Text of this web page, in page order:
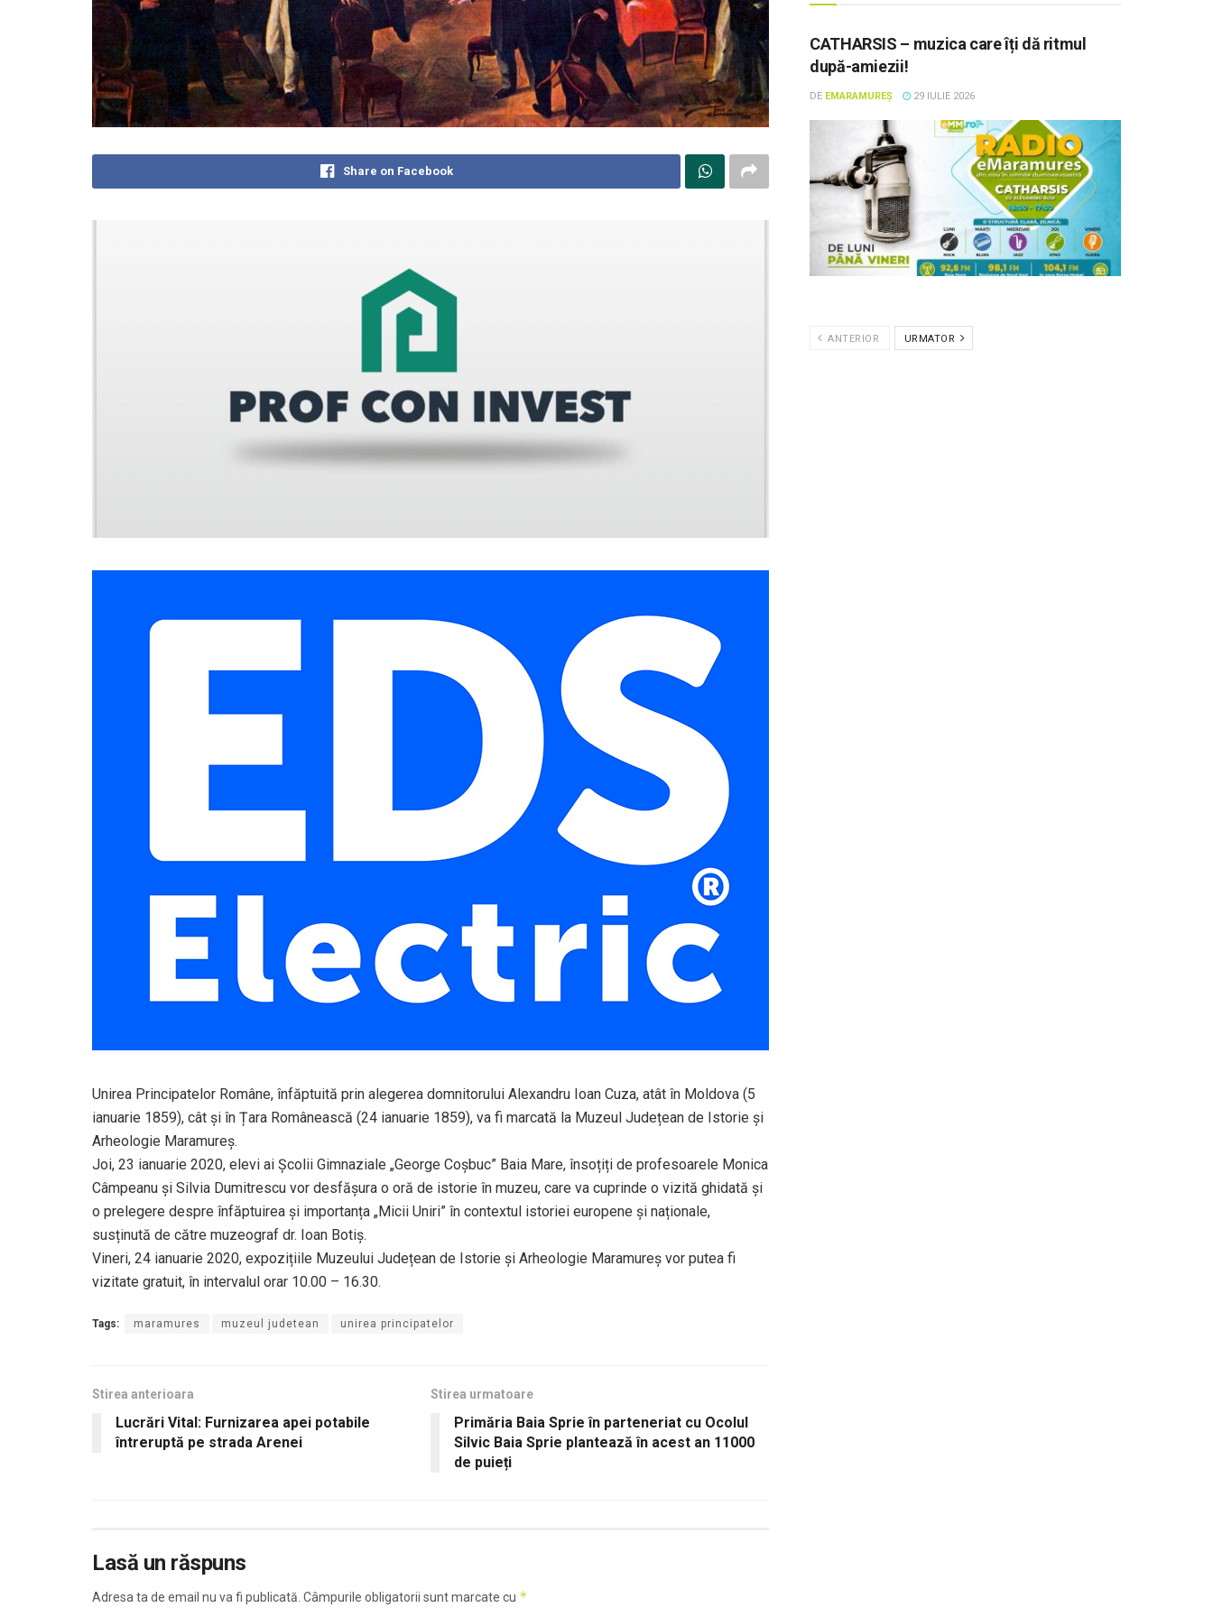
Share on Facebook
Unirea Principatelor Române, înfăptuită prin alegerea domnitorului Alexandru Ioan Cuza, atât în Moldova (5
ianuarie 1859), cât și în Țara Românească (24 ianuarie 1859), va fi marcată la Muzeul Județean de Istorie și
Arheologie Maramureș.
Joi, 23 ianuarie 2020, elevi ai Școlii Gimnaziale „George Coșbuc” Baia Mare, însoțiți de profesoarele Monica
Câmpeanu și Silvia Dumitrescu vor desfășura o oră de istorie în muzeu, care va cuprinde o vizită ghidată și
o prelegere despre înfăptuirea și importanța „Micii Uniri” în contextul istoriei europene și naționale,
susținută de către muzeograf dr. Ioan Botiș.
Vineri, 24 ianuarie 2020, expozițiile Muzeului Județean de Istorie și Arheologie Maramureș vor putea fi
vizitate gratuit, în intervalul orar 10.00 – 16.30.
Tags: maramures muzeul judetean unirea principatelor
Stirea anterioara
Lucrări Vital: Furnizarea apei potabile
întreruptă pe strada Arenei
Stirea urmatoare
Primăria Baia Sprie în parteneriat cu Ocolul
Silvic Baia Sprie plantează în acest an 11000
de puieți
Lasă un răspuns
Adresa ta de email nu va fi publicată. Câmpurile obligatorii sunt marcate cu *
CATHARSIS – muzica care îți dă ritmul
după-amiezii!
DE EMARAMUREȘ 29 IULIE 2026
ANTERIOR URMATOR